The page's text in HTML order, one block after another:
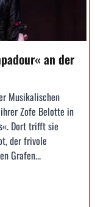
an der
Musikalischen
Zofe Belotte in
Dort trifft sie
der frivole
Grafen...